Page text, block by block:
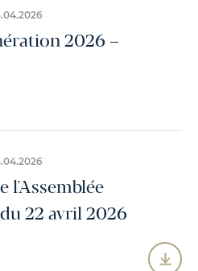
2026 –
l'Assemblée
22 avril 2026